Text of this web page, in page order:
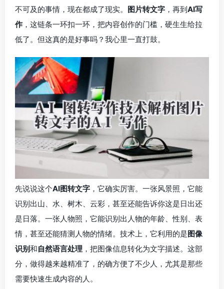
不可及的事情，现在都成了现实。 图片转文字 ，再到AI写
作 ，这链条一环扣一环，把内容创作的门槛，硬生生给拉
低了。但这真的是好事吗？我心里一直打鼓。
先说说这个AI图转文字 ，它确实厉害。一张风景照，它能
识别出山、水、树木、云彩，甚至还能告诉你这是日出还
是日落。一张人物照，它能识别出人物的年龄、性别、表
情，甚至还能猜测人物的情绪。技术上，它利用的是图像
识别和自然语言处理 ，把图像信息转化为文字描述。这部
分，做得越来越精准了，的确方便了不少人，尤其是那些
需要快速生成内容的人。